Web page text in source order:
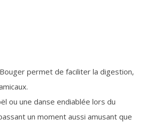
permet de faciliter la digestion,
ou une danse endiablée lors du
un moment aussi amusant que